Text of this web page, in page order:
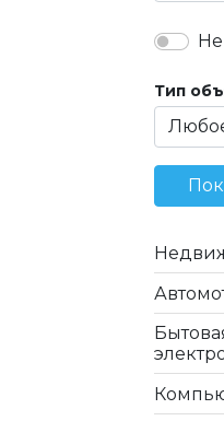
Тип